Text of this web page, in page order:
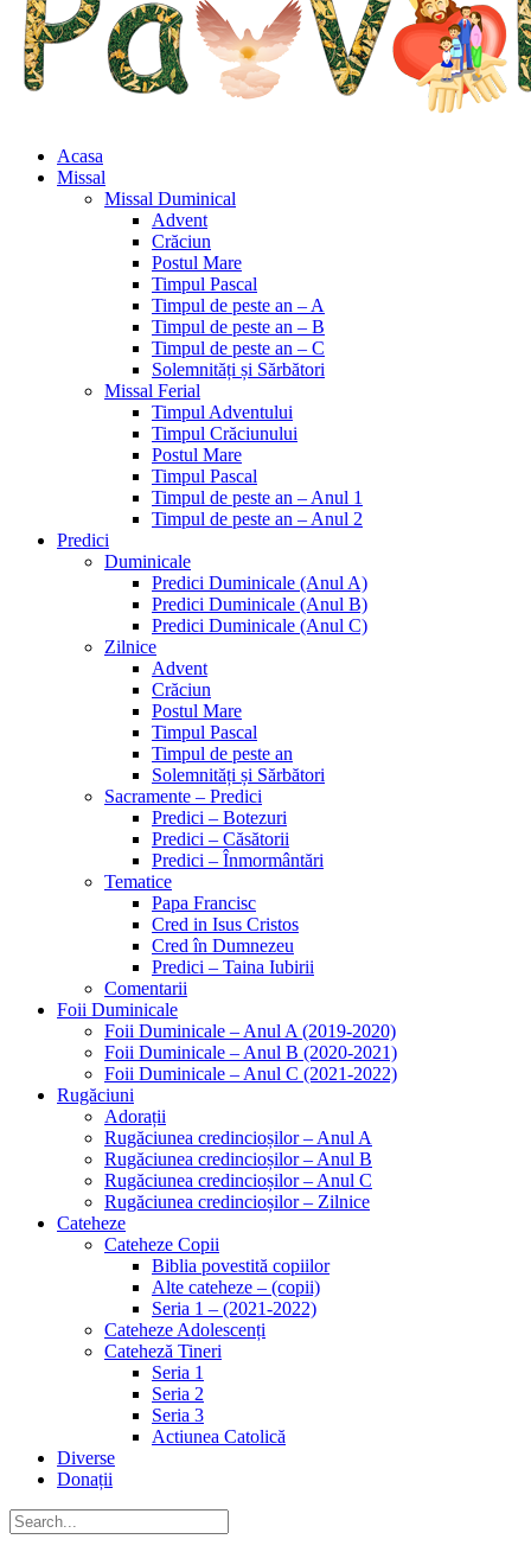
Acasa
Missal
Missal Duminical
Advent
Crăciun
Postul Mare
Timpul Pascal
Timpul de peste an – A
Timpul de peste an – B
Timpul de peste an – C
Solemnități și Sărbători
Missal Ferial
Timpul Adventului
Timpul Crăciunului
Postul Mare
Timpul Pascal
Timpul de peste an – Anul 1
Timpul de peste an – Anul 2
Predici
Duminicale
Predici Duminicale (Anul A)
Predici Duminicale (Anul B)
Predici Duminicale (Anul C)
Zilnice
Advent
Crăciun
Postul Mare
Timpul Pascal
Timpul de peste an
Solemnități și Sărbători
Sacramente – Predici
Predici – Botezuri
Predici – Căsătorii
Predici – Înmormântări
Tematice
Papa Francisc
Cred in Isus Cristos
Cred în Dumnezeu
Predici – Taina Iubirii
Comentarii
Foii Duminicale
Foii Duminicale – Anul A (2019-2020)
Foii Duminicale – Anul B (2020-2021)
Foii Duminicale – Anul C (2021-2022)
Rugăciuni
Adorații
Rugăciunea credincioșilor – Anul A
Rugăciunea credincioșilor – Anul B
Rugăciunea credincioșilor – Anul C
Rugăciunea credincioșilor – Zilnice
Cateheze
Cateheze Copii
Biblia povestită copiilor
Alte cateheze – (copii)
Seria 1 – (2021-2022)
Cateheze Adolescenți
Cateheză Tineri
Seria 1
Seria 2
Seria 3
Actiunea Catolică
Diverse
Donații